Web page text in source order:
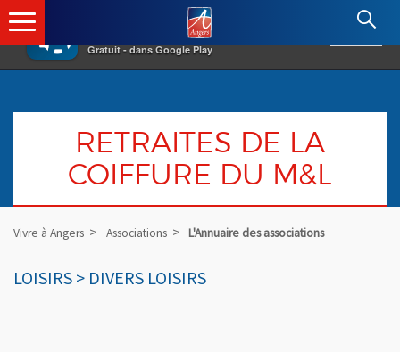
×
Gratuit - dans Google Play
Angers.fr : Retour à l'accueil
RETRAITES DE LA
COIFFURE DU M&L
Vivre à Angers Associations L'Annuaire des associations
LOISIRS > DIVERS LOISIRS